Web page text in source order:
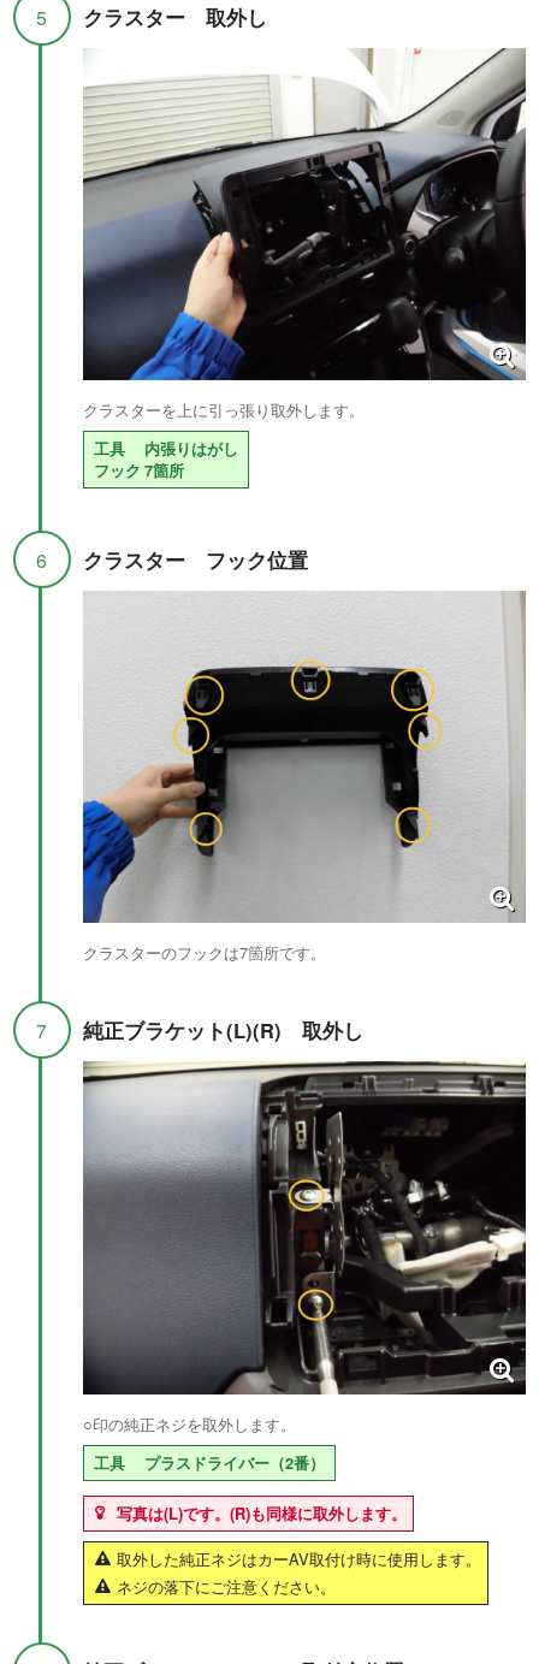
5 クラスター 取外し
クラスターを上に引っ張り取外します。
工具
内張りはがし
フック 7箇所
6 クラスター フック位置
クラスターのフックは7箇所です。
7 純正ブラケット(L)(R) 取外し
○印の純正ネジを取外します。
工具
プラスドライバー（2番）
写真は(L)です。(R)も同様に取外します。
取外した純正ネジはカーAV取付け時に使用します。
ネジの落下にご注意ください。